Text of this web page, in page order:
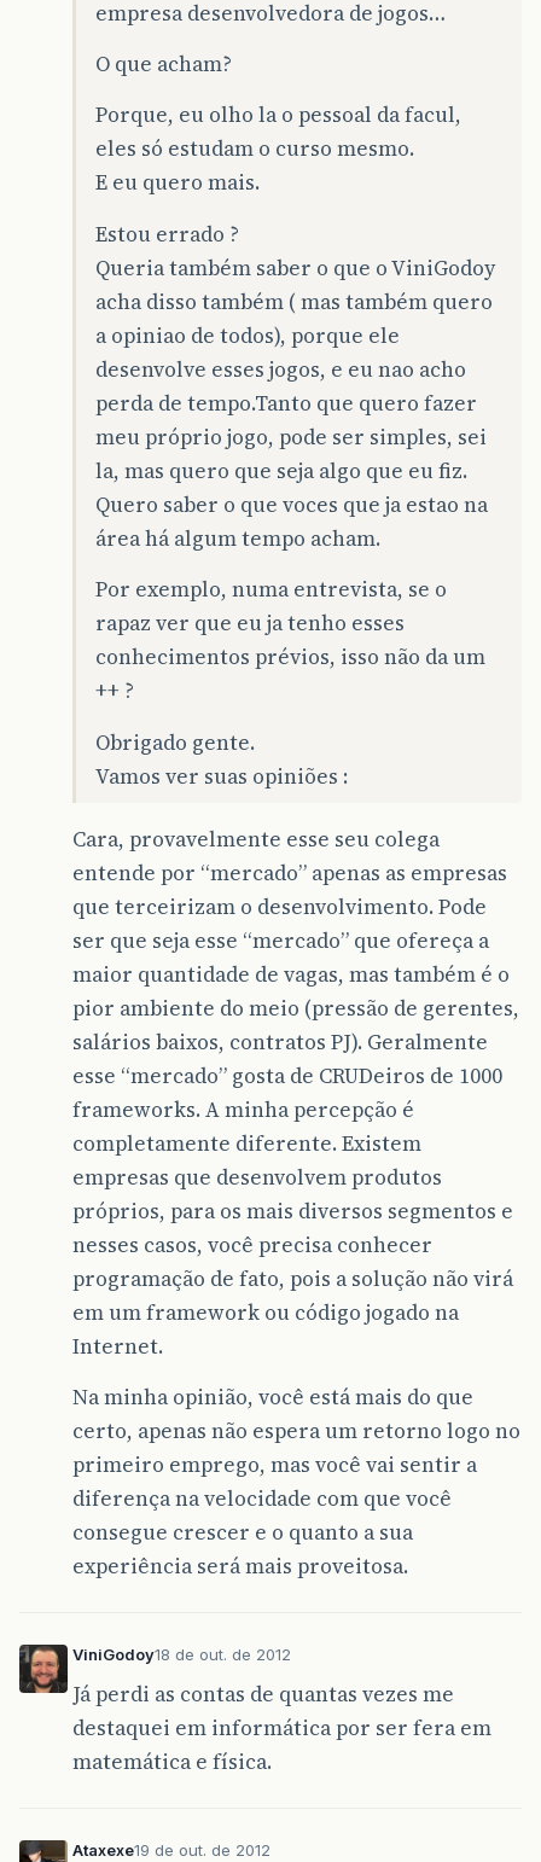
empresa desenvolvedora de jogos…
O que acham?
Porque, eu olho la o pessoal da facul,
eles só estudam o curso mesmo.
E eu quero mais.
Estou errado ?
Queria também saber o que o ViniGodoy
acha disso também ( mas também quero
a opiniao de todos), porque ele
desenvolve esses jogos, e eu nao acho
perda de tempo.Tanto que quero fazer
meu próprio jogo, pode ser simples, sei
la, mas quero que seja algo que eu fiz.
Quero saber o que voces que ja estao na
área há algum tempo acham.
Por exemplo, numa entrevista, se o
rapaz ver que eu ja tenho esses
conhecimentos prévios, isso não da um
++ ?
Obrigado gente.
Vamos ver suas opiniões :
Cara, provavelmente esse seu colega
entende por “mercado” apenas as empresas
que terceirizam o desenvolvimento. Pode
ser que seja esse “mercado” que ofereça a
maior quantidade de vagas, mas também é o
pior ambiente do meio (pressão de gerentes,
salários baixos, contratos PJ). Geralmente
esse “mercado” gosta de CRUDeiros de 1000
frameworks. A minha percepção é
completamente diferente. Existem
empresas que desenvolvem produtos
próprios, para os mais diversos segmentos e
nesses casos, você precisa conhecer
programação de fato, pois a solução não virá
em um framework ou código jogado na
Internet.
Na minha opinião, você está mais do que
certo, apenas não espera um retorno logo no
primeiro emprego, mas você vai sentir a
diferença na velocidade com que você
consegue crescer e o quanto a sua
experiência será mais proveitosa.
ViniGodoy18 de out. de 2012
Já perdi as contas de quantas vezes me
destaquei em informática por ser fera em
matemática e física.
Ataxexe19 de out. de 2012